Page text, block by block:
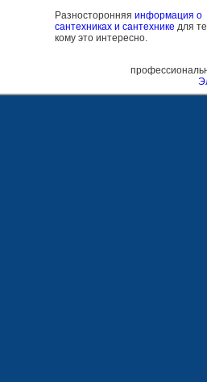
Разносторонняя информация о
сантехниках и сантехнике для
кому это интересно.